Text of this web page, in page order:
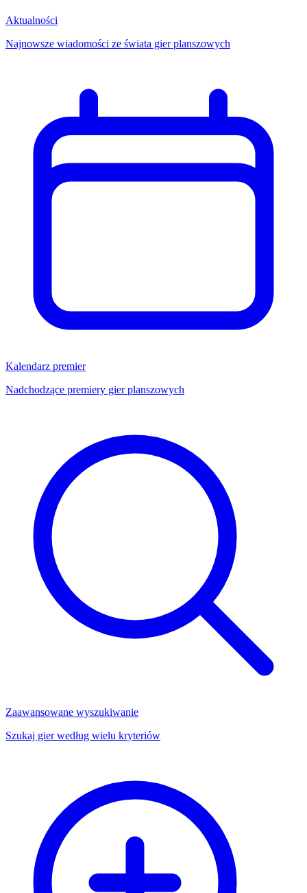
Aktualności
Najnowsze wiadomości ze świata gier planszowych
Kalendarz premier
Nadchodzące premiery gier planszowych
Zaawansowane wyszukiwanie
Szukaj gier według wielu kryteriów